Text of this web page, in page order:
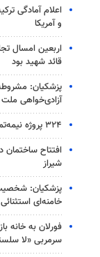
اعلام آمادگی
و آمریکا
اربعین امسال
قائد شهید بود
پزشکیان:
آزادی‌خواهی ملت
۳۲۴ پروژه نیمه‌تمام در ساری فعال شده است
افتتاح ساختمان
شیراز
پزشکیان:
خامنه‌ای
فورلان به خانه
سرمربی «لا